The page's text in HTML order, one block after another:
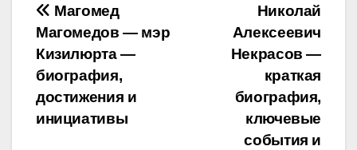
Навигация
по
записям
Николай
Алексеевич
Некрасов —
краткая
биография,
ключевые
события и
Магомед
Магомедов — мэр
Кизилюрта —
биография,
достижения и
инициативы